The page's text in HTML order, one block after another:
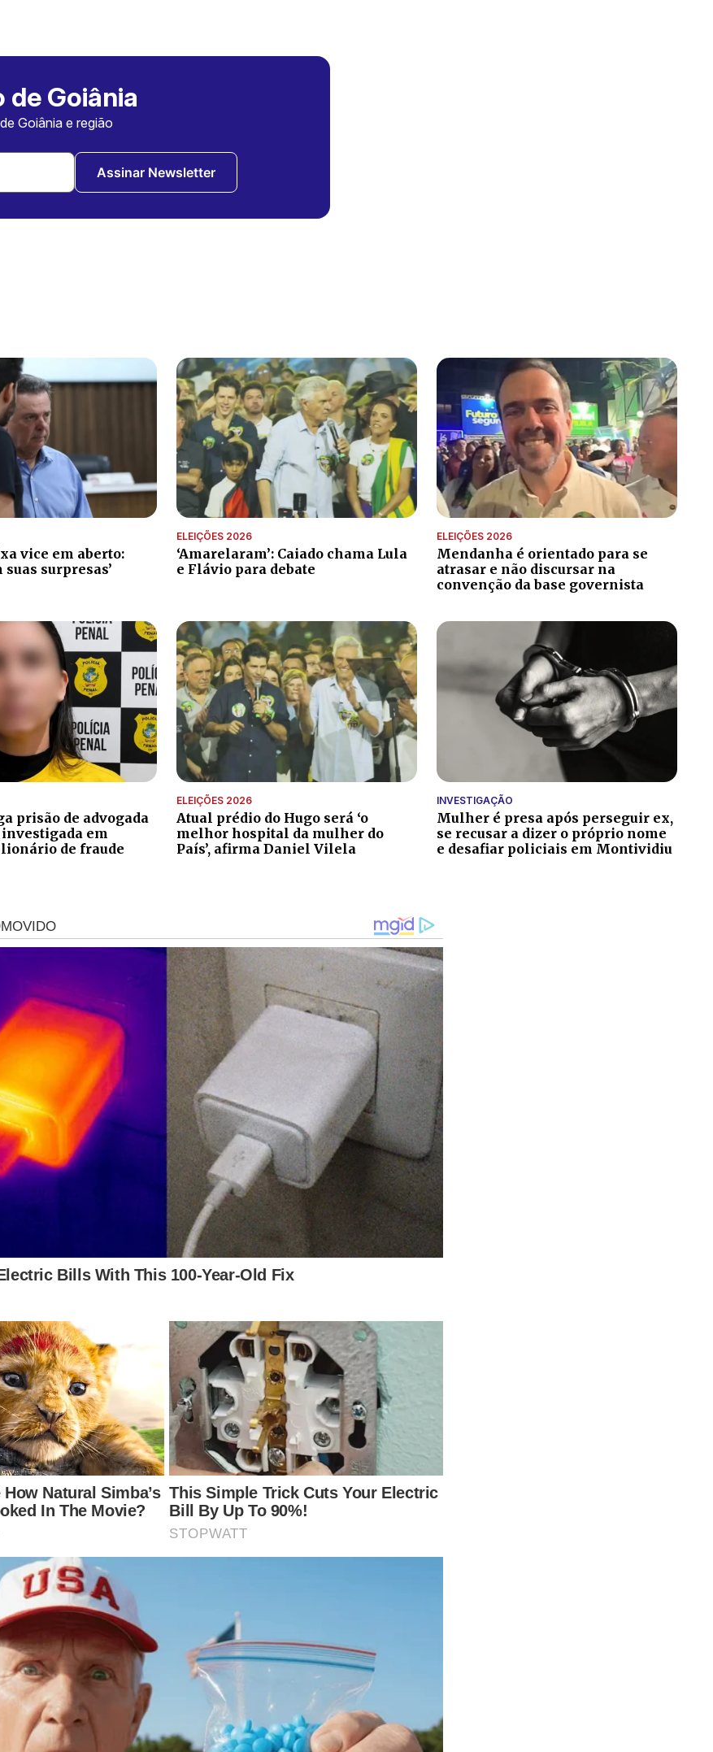
de Goiânia
Goiânia e região
Assinar Newsletter
vice em aberto:
surpresas’
ELEIÇÕES 2026
‘Amarelaram’: Caiado chama Lula
e Flávio para debate
ELEIÇÕES 2026
Mendanha é orientado para se
atrasar e não discursar na
convenção da base governista
prisão de advogada
em
de fraude
ELEIÇÕES 2026
Atual prédio do Hugo será ‘o
melhor hospital da mulher do
País’, afirma Daniel Vilela
INVESTIGAÇÃO
Mulher é presa após perseguir ex,
se recusar a dizer o próprio nome
e desafiar policiais em Montividiu